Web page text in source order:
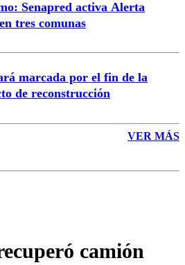
Senapred activa Alerta
tres comunas
marcada por el fin de la
de reconstrucción
VER MÁS
camión